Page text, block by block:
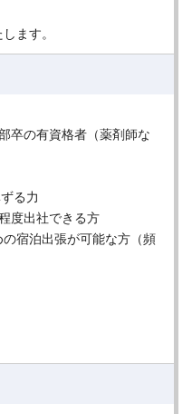
ます。
卒の有資格者（薬剤師な
る力
度出社できる方
の宿泊出張が可能な方（頻